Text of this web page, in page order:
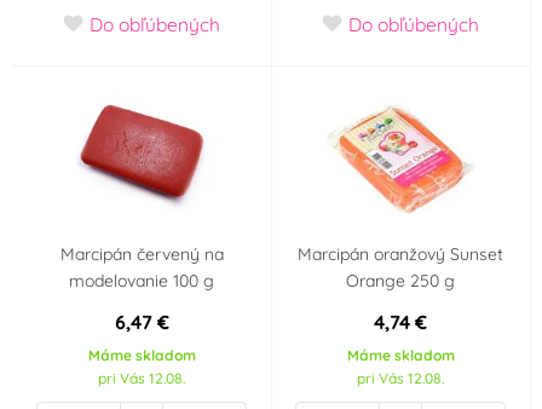
Průhledná (6) Růžová (62)
Slonová kost Stříbrná (14)
Šedá (5) Tělová (3)
Vanilková Zelená (65)
Zlatá Žlutá
Do obľúbených Do obľúbených
Marcipán červený na
modelovanie 100 g
6,47 €
Máme skladom
pri Vás 12.08.
Marcipán oranžový Sunset
Orange 250 g
4,74 €
Máme skladom
pri Vás 12.08.